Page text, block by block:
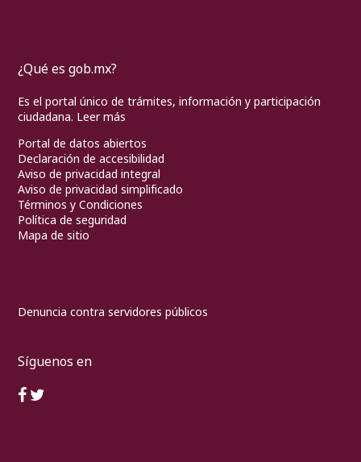
¿Qué es gob.mx?
Es el portal único de trámites, información y participación
ciudadana. Leer más
Portal de datos abiertos
Declaración de accesibilidad
Aviso de privacidad integral
Aviso de privacidad simplificado
Términos y Condiciones
Política de seguridad
Mapa de sitio
Denuncia contra servidores públicos
Síguenos en